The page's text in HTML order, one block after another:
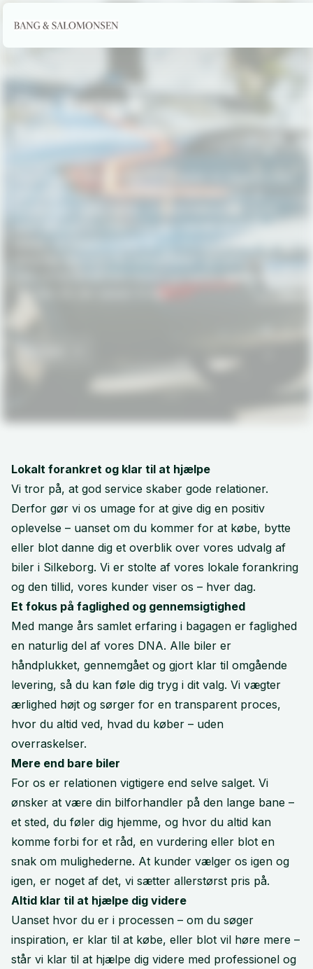
Om Bang
Salomonsen
ægte passion for biler – og det mærker du fra det
Lokalt forankret og klar til at hjælpe
Vi tror på, at god service skaber gode relationer.
Derfor gør vi os umage for at give dig en positiv
oplevelse – uanset om du kommer for at købe, bytte
eller blot danne dig et overblik over vores udvalg af
biler i Silkeborg. Vi er stolte af vores lokale forankring
og den tillid, vores kunder viser os – hver dag.
Et fokus på faglighed og gennemsigtighed
Med mange års samlet erfaring i bagagen er faglighed
en naturlig del af vores DNA. Alle biler er
håndplukket, gennemgået og gjort klar til omgående
levering, så du kan føle dig tryg i dit valg. Vi vægter
ærlighed højt og sørger for en transparent proces,
hvor du altid ved, hvad du køber – uden
overraskelser.
Mere end bare biler
For os er relationen vigtigere end selve salget. Vi
ønsker at være din bilforhandler på den lange bane –
et sted, du føler dig hjemme, og hvor du altid kan
komme forbi for et råd, en vurdering eller blot en
snak om mulighederne. At kunder vælger os igen og
igen, er noget af det, vi sætter allerstørst pris på.
Altid klar til at hjælpe dig videre
Uanset hvor du er i processen – om du søger
inspiration, er klar til at købe, eller blot vil høre mere –
står vi klar til at hjælpe dig videre med professionel og